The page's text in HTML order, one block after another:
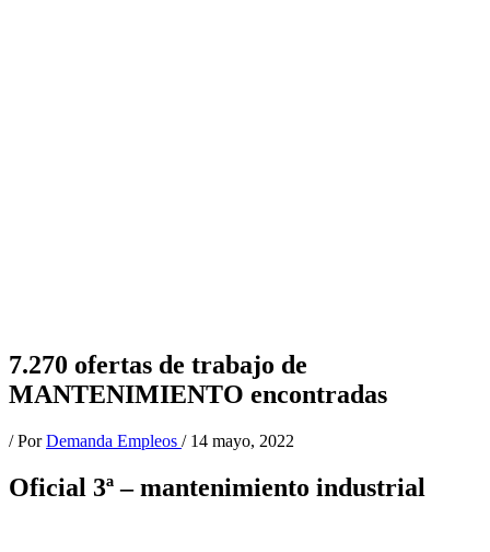
7.270 ofertas de trabajo de
MANTENIMIENTO encontradas
/ PorDemanda Empleos / 14 mayo, 2022
Oficial 3ª – mantenimiento industrial